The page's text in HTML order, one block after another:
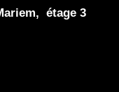
étage 3